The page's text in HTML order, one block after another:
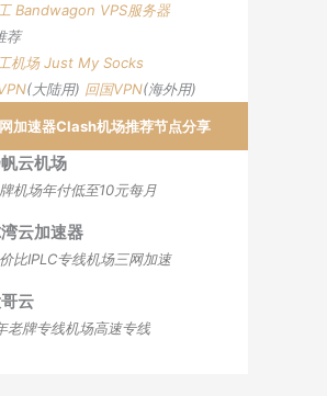
Bandwagon VPS服务器
荐
机场 Just My Socks
(大陆用) 回国VPN(海外用)
加速器Clash机场推荐节点分享
云机场
机场年付低至10元每月
云加速器
比IPLC专线机场三网加速
云
老牌专线机场高速专线